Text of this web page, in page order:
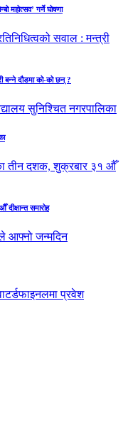
महोत्सव’ गर्ने घोषणा
बन्ने दौडमा को‐को छन् ?
समारोह